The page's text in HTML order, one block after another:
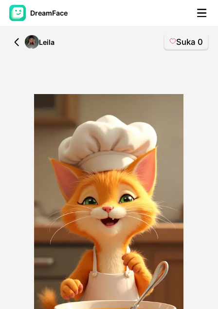
DreamFace
Alat AI
Video AI
Alat lainnya
Lihat Semua Alat
Avatar Video
Video AI
Foto AI
All
Leila Suka 0